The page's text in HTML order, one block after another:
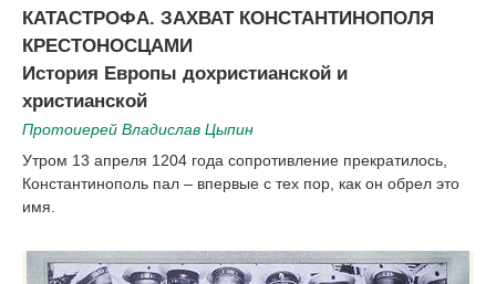
КАТАСТРОФА. ЗАХВАТ КОНСТАНТИНОПОЛЯ
КРЕСТОНОСЦАМИ
История Европы дохристианской и
христианской
Протоиерей Владислав Цыпин
Утром 13 апреля 1204 года сопротивление прекратилось,
Константинополь пал – впервые с тех пор, как он обрел это
имя.